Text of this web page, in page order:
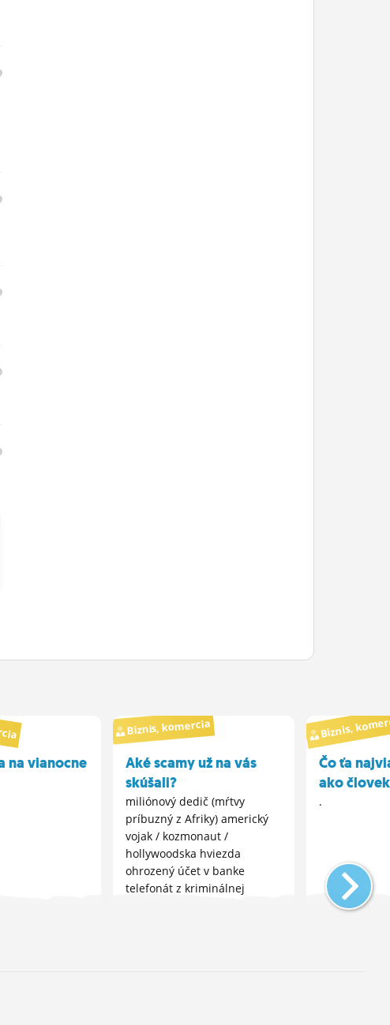
na vianocne
Biznis, komercia
Aké scamy už na vás
skúšali?
miliónový dedič (mŕtvy
príbuzný z Afriky) americký
vojak / kozmonaut /
hollywoodska hviezda
ohrozený účet v banke
telefonát z kriminálnej
Biznis,
Čo ťa
ako
.